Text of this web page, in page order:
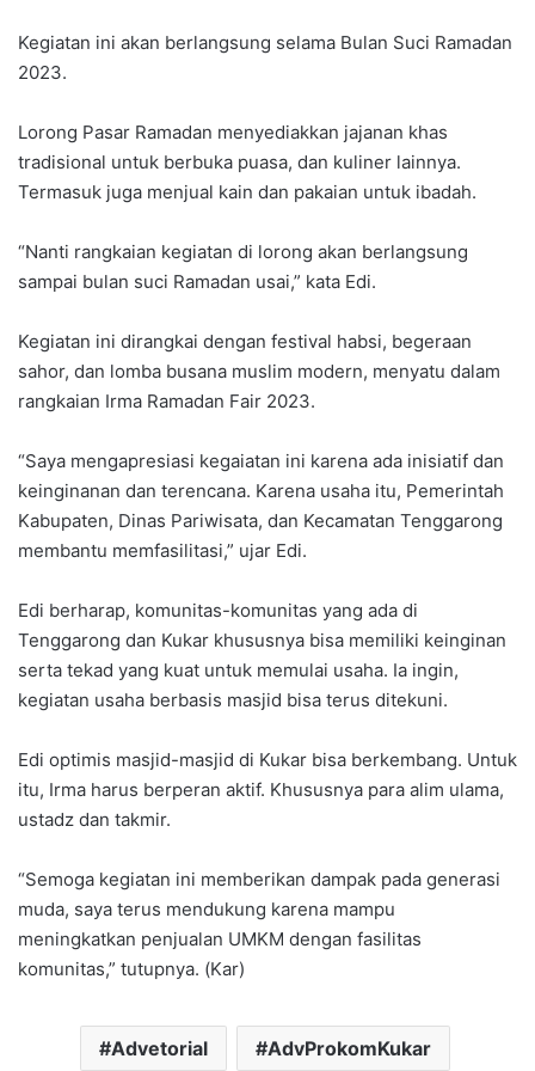
Kegiatan ini akan berlangsung selama Bulan Suci Ramadan
2023.
Lorong Pasar Ramadan menyediakkan jajanan khas
tradisional untuk berbuka puasa, dan kuliner lainnya.
Termasuk juga menjual kain dan pakaian untuk ibadah.
“Nanti rangkaian kegiatan di lorong akan berlangsung
sampai bulan suci Ramadan usai,” kata Edi.
Kegiatan ini dirangkai dengan festival habsi, begeraan
sahor, dan lomba busana muslim modern, menyatu dalam
rangkaian Irma Ramadan Fair 2023.
“Saya mengapresiasi kegaiatan ini karena ada inisiatif dan
keinginanan dan terencana. Karena usaha itu, Pemerintah
Kabupaten, Dinas Pariwisata, dan Kecamatan Tenggarong
membantu memfasilitasi,” ujar Edi.
Edi berharap, komunitas-komunitas yang ada di
Tenggarong dan Kukar khususnya bisa memiliki keinginan
serta tekad yang kuat untuk memulai usaha. Ia ingin,
kegiatan usaha berbasis masjid bisa terus ditekuni.
Edi optimis masjid-masjid di Kukar bisa berkembang. Untuk
itu, Irma harus berperan aktif. Khususnya para alim ulama,
ustadz dan takmir.
“Semoga kegiatan ini memberikan dampak pada generasi
muda, saya terus mendukung karena mampu
meningkatkan penjualan UMKM dengan fasilitas
komunitas,” tutupnya. (Kar)
Advetorial AdvProkomKukar